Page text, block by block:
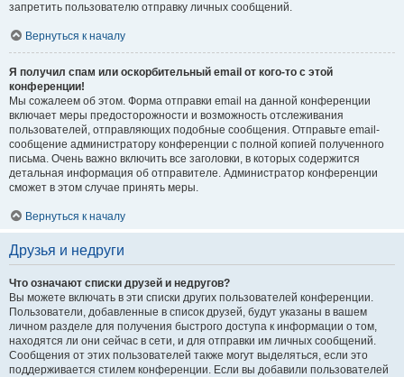
запретить пользователю отправку личных сообщений.
Вернуться к началу
Я получил спам или оскорбительный email от кого-то с этой
конференции!
Мы сожалеем об этом. Форма отправки email на данной конференции
включает меры предосторожности и возможность отслеживания
пользователей, отправляющих подобные сообщения. Отправьте email-
сообщение администратору конференции с полной копией полученного
письма. Очень важно включить все заголовки, в которых содержится
детальная информация об отправителе. Администратор конференции
сможет в этом случае принять меры.
Вернуться к началу
Друзья и недруги
Что означают списки друзей и недругов?
Вы можете включать в эти списки других пользователей конференции.
Пользователи, добавленные в список друзей, будут указаны в вашем
личном разделе для получения быстрого доступа к информации о том,
находятся ли они сейчас в сети, и для отправки им личных сообщений.
Сообщения от этих пользователей также могут выделяться, если это
поддерживается стилем конференции. Если вы добавили пользователей